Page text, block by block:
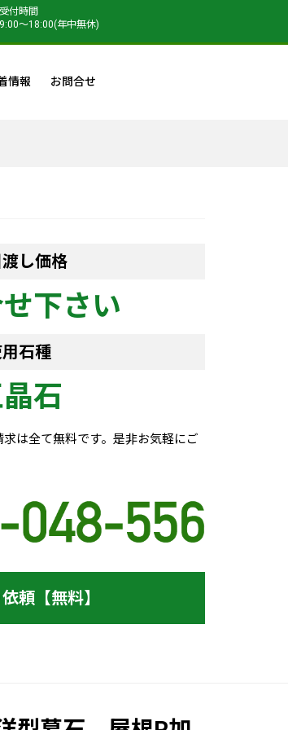
受付時間
9:00〜18:00(年中無休)
情報 お問合せ
し価格
下さい
石種
石
は全て無料です。是非お気軽にご
頼【無料】